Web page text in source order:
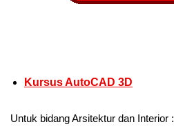
Kursus AutoCAD 3D
Untuk bidang Arsitektur dan Interior :